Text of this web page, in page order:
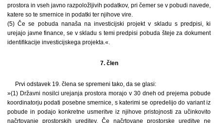
prostora in vseh javno razpoložljivih podatkov, pri čemer se v pobudi navede,
katere so te smernice in podatki ter njihove vire.
(5) Če se pobuda nanaša na investicijski projekt v skladu s predpisi, ki
urejajo javne finance, se v skladu s temi predpisi pobuda šteje za dokument
identifikacije investicijskega projekta.«.
7. člen
Prvi odstavek 19. člena se spremeni tako, da se glasi:
»(1) Državni nosilci urejanja prostora morajo v 30 dneh od prejema pobude
koordinatorju podati posebne smernice, s katerimi se opredelijo do variant iz
pobude in podajo konkretne usmeritve iz njihove pristojnosti za učinkovito
načrtovanje prostorskih ureditev. Če načrtovane prostorske ureditve ne